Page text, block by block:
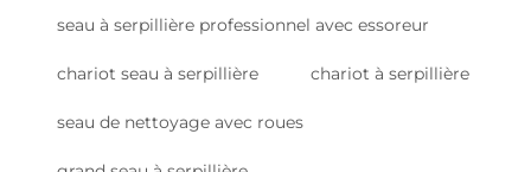
seau à serpillière professionnel avec essoreur
chariot seau à serpillière chariot à serpillière
seau de nettoyage avec roues